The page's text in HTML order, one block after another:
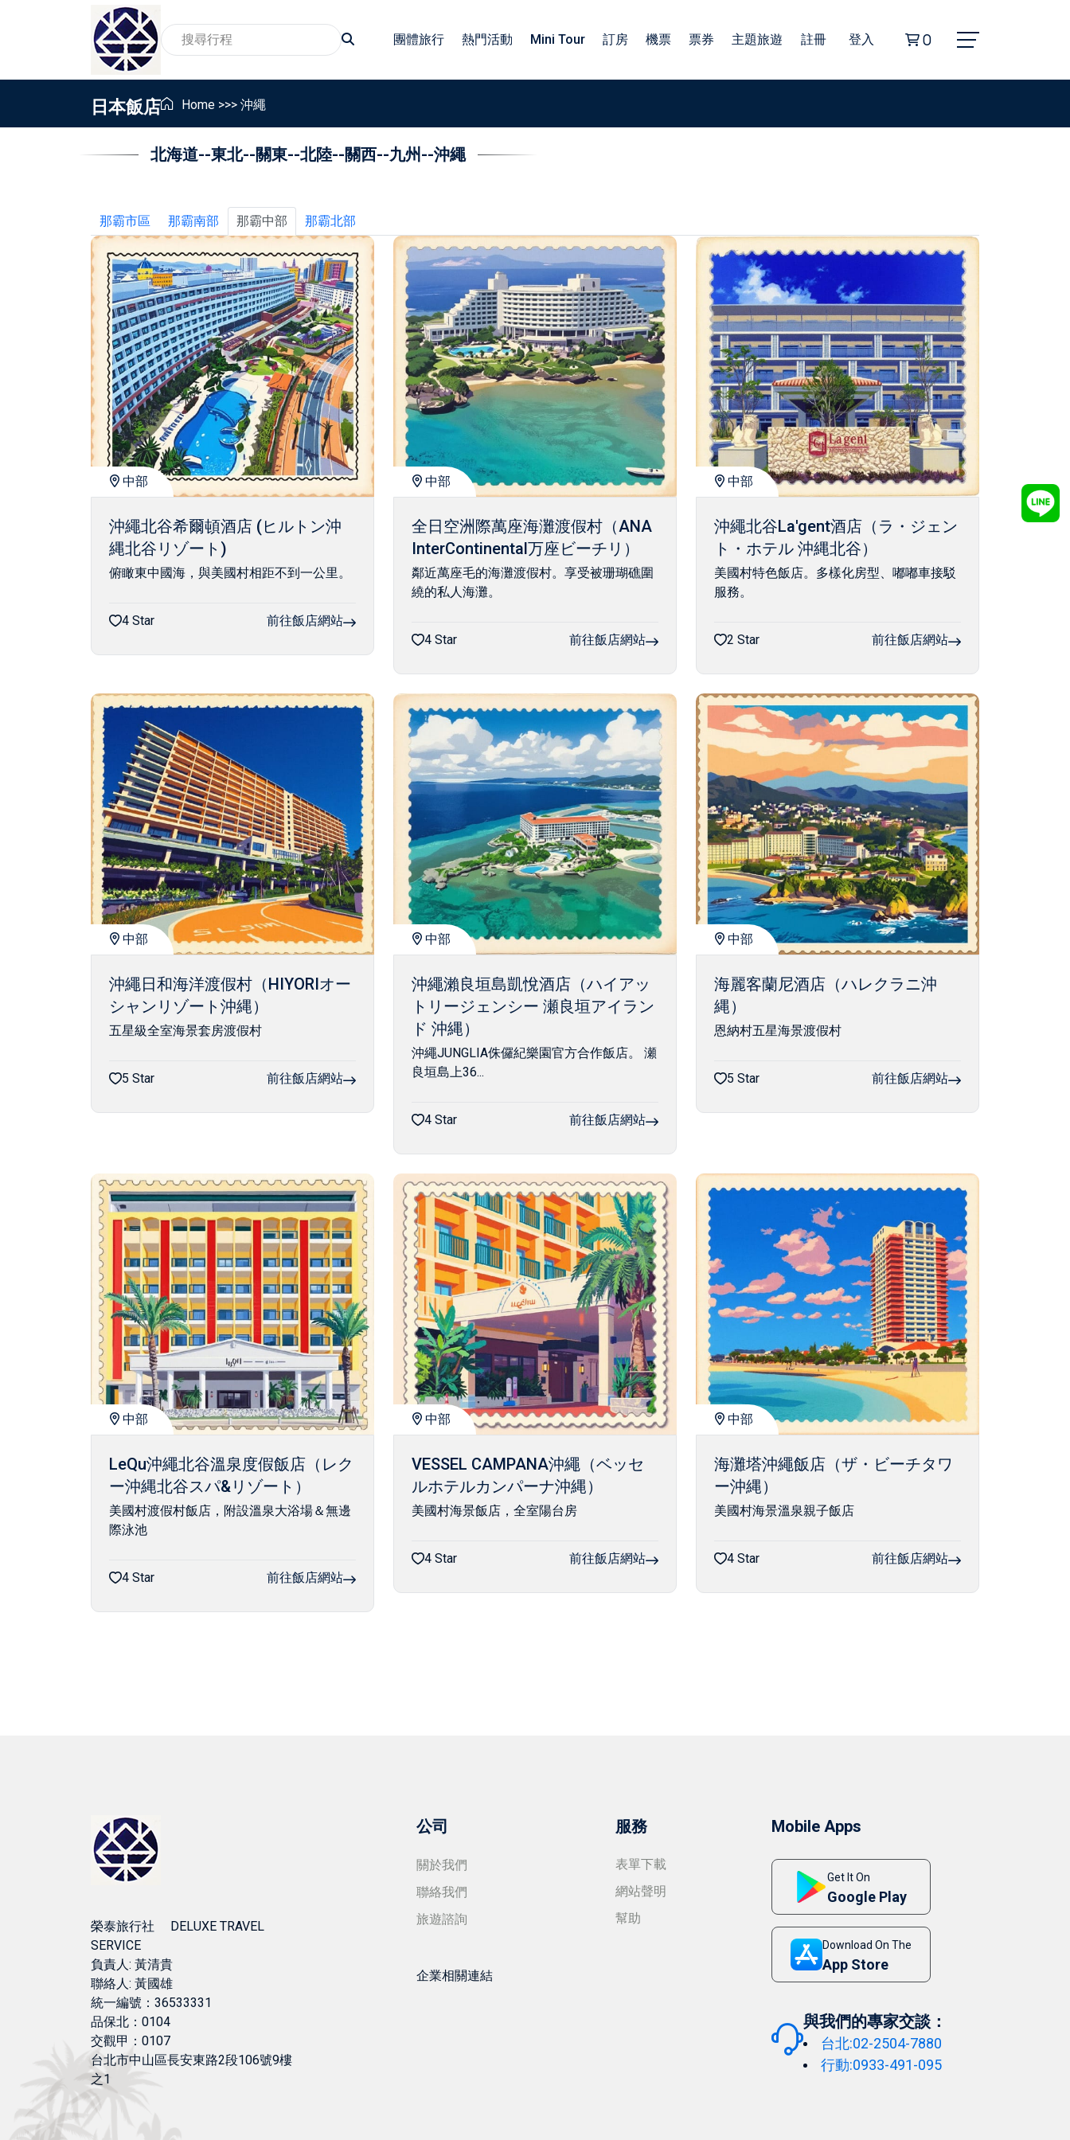
團體旅行 熱門活動 Mini Tour
2026賞櫻旅遊行程
2026東北地區温泉包車行程
銀髮族與樂齡包車行程
家族旅遊日本包車
畢業旅行日本包車
獎勵旅遊日本包車
關東包車中文司機
四國北陸包車中文司機
關西包車中文司機
九州包車中文司機
沖繩包車中文司機
22人座小型巴士
45人座遊覽車
訂房 機票 票券 主題旅遊 註冊 登入 0
日本飯店 Home >>> 沖繩
北海道--東北--關東--北陸--關西--九州--沖繩
那霸市區 那霸南部 那霸中部 那霸北部
中部
沖繩北谷希爾頓酒店 (ヒルトン沖
縄北谷リゾート)
俯瞰東中國海，與美國村相距不到一公里。
4 Star 前往飯店網站
中部
全日空洲際萬座海灘渡假村（ANA
InterContinental万座ビーチリ）
鄰近萬座毛的海灘渡假村。享受被珊瑚礁圍
繞的私人海灘。
4 Star 前往飯店網站
中部
沖繩北谷La'gent酒店（ラ・ジェン
ト・ホテル 沖縄北谷）
美國村特色飯店。多樣化房型、嘟嘟車接駁
服務。
2 Star 前往飯店網站
中部
沖繩日和海洋渡假村（HIYORIオー
シャンリゾート沖縄）
五星級全室海景套房渡假村
5 Star 前往飯店網站
中部
沖繩瀨良垣島凱悅酒店（ハイアッ
トリージェンシー 瀬良垣アイラン
ド 沖縄）
沖繩JUNGLIA侏儸紀樂園官方合作飯店。 瀬
良垣島上36...
4 Star 前往飯店網站
中部
海麗客蘭尼酒店（ハレクラニ沖
縄）
恩納村五星海景渡假村
5 Star 前往飯店網站
中部
LeQu沖繩北谷溫泉度假飯店（レク
ー沖縄北谷スパ&リゾート）
美國村渡假村飯店，附設溫泉大浴場＆無邊
際泳池
4 Star 前往飯店網站
中部
VESSEL CAMPANA沖繩（ベッセ
ルホテルカンパーナ沖縄）
美國村海景飯店，全室陽台房
4 Star 前往飯店網站
中部
海灘塔沖繩飯店（ザ・ビーチタワ
ー沖縄）
美國村海景溫泉親子飯店
4 Star 前往飯店網站
榮泰旅行社 DELUXE TRAVEL
SERVICE
負責人: 黃清貴
聯絡人: 黃國雄
統一編號：36533331
品保北：0104
交觀甲：0107
台北市中山區長安東路2段106號9樓
之1
公司
關於我們
聯絡我們
旅遊諮詢
企業相關連結
服務
表單下載
網站聲明
幫助
Mobile Apps
Get It On
Google Play
Download On The
App Store
與我們的專家交談：
台北:02-2504-7880
行動:0933-491-095